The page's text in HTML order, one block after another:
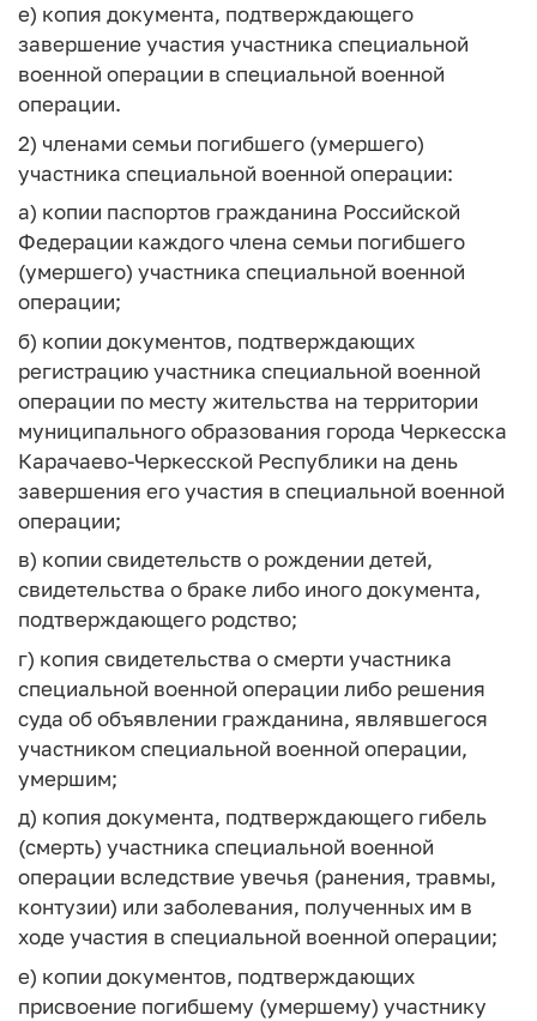
е) копия документа, подтверждающего
завершение участия участника специальной
военной операции в специальной военной
операции.
2) членами семьи погибшего (умершего)
участника специальной военной операции:
а) копии паспортов гражданина Российской
Федерации каждого члена семьи погибшего
(умершего) участника специальной военной
операции;
б) копии документов, подтверждающих
регистрацию участника специальной военной
операции по месту жительства на территории
муниципального образования города Черкесска
Карачаево-Черкесской Республики на день
завершения его участия в специальной военной
операции;
в) копии свидетельств о рождении детей,
свидетельства о браке либо иного документа,
подтверждающего родство;
г) копия свидетельства о смерти участника
специальной военной операции либо решения
суда об объявлении гражданина, являвшегося
участником специальной военной операции,
умершим;
д) копия документа, подтверждающего гибель
(смерть) участника специальной военной
операции вследствие увечья (ранения, травмы,
контузии) или заболевания, полученных им в
ходе участия в специальной военной операции;
е) копии документов, подтверждающих
присвоение погибшему (умершему) участнику